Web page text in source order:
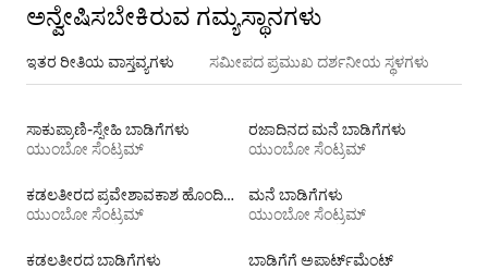
ಅನ್ವೇಷಿಸಬೇಕಿರುವ ಗಮ್ಯಸ್ಥಾನಗಳು
ಇತರ ರೀತಿಯ ವಾಸ್ತವ್ಯಗಳು ಸಮೀಪದ ಪ್ರಮುಖ ದರ್ಶನೀಯ ಸ್ಥಳಗಳು
ಸಾಕುಪ್ರಾಣಿ-ಸ್ನೇಹಿ ಬಾಡಿಗೆಗಳು
ಯುಂಬೋ ಸೆಂಟ್ರಮ್
ರಜಾದಿನದ ಮನೆ ಬಾಡಿಗೆಗಳು
ಯುಂಬೋ ಸೆಂಟ್ರಮ್
ಕಡಲತೀರದ ಪ್ರವೇಶಾವಕಾಶ ಹೊಂದಿರುವ ವಸತಿ ಬಾಡಿಗೆಗಳು
ಯುಂಬೋ ಸೆಂಟ್ರಮ್
ಮನೆ ಬಾಡಿಗೆಗಳು
ಯುಂಬೋ ಸೆಂಟ್ರಮ್
ಕಡಲತೀರದ ಬಾಡಿಗೆಗಳು
ಬಾಡಿಗೆಗೆ ಅಪಾರ್ಟ್‌ಮೆಂಟ್‌